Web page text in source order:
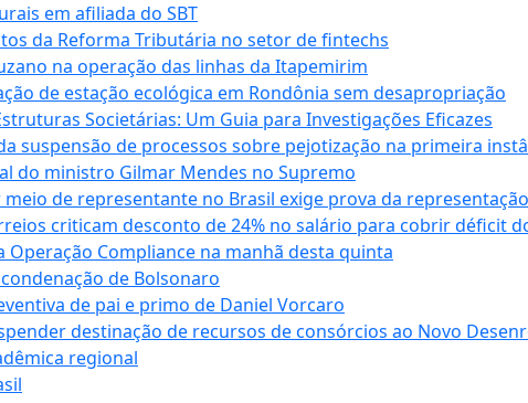
em afiliada do SBT
da Reforma Tributária no setor de fintechs
na operação das linhas da Itapemirim
de estação ecológica em Rondônia sem desapropriação
Societárias: Um Guia para Investigações Eficazes
suspensão de processos sobre pejotização na primeira
do ministro Gilmar Mendes no Supremo
de representante no Brasil exige prova da representação
criticam desconto de 24% no salário para cobrir déficit
Compliance na manhã desta quinta
de Bolsonaro
de pai e primo de Daniel Vorcaro
destinação de recursos de consórcios ao Novo
regional